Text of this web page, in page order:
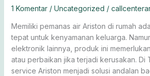
1 Komentar / Uncategorized /
Memiliki pemanas air Ariston di rumah
tepat untuk kenyamanan keluarga.
elektronik lainnya, produk ini
atau perbaikan jika terjadi kerusakan. Di
service Ariston menjadi solusi andalan
Teknisi
Ahli
Bergaransi.!!